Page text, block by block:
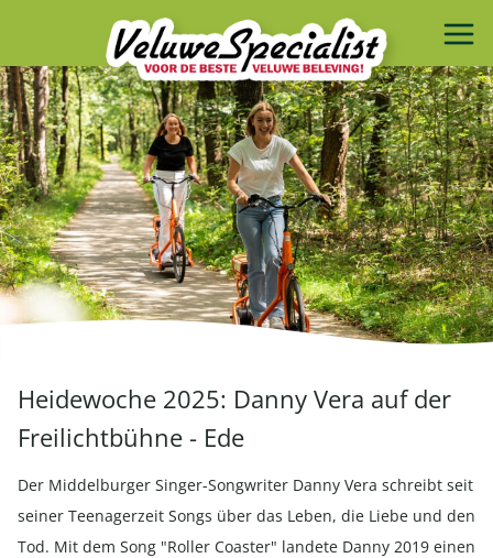
Heidewoche 2025: Danny Vera auf der
Freilichtbühne - Ede
Der Middelburger Singer-Songwriter Danny Vera schreibt seit
seiner Teenagerzeit Songs über das Leben, die Liebe und den
Tod. Mit dem Song "Roller Coaster" landete Danny 2019 einen